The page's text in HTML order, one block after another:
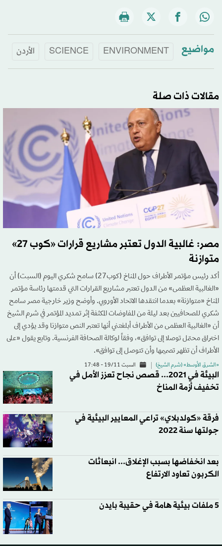
مواضيع ENVIRONMENT
SCIENCE الأردن
مقالات ذات صلة
مصر: غالبية الدول تعتبر مشاريع قرارات «كوب 27»
متوازنة
أكد رئيس مؤتمر الأطراف حول المناخ (كوب27) سامح شكري اليوم (السبت) أن
«الغالبية العظمى» من الدول تعتبر مشاريع القرارات التي قدمتها رئاسة مؤتمر
المناخ «متوازنة» بعدما انتقدها الاتحاد الأوروبي. وأوضح وزير خارجية مصر سامح
شكري للصحافيين بعد ليلة من المفاوضات المكثفة إثر تمديد المؤتمر في شرم الشيخ
أن «الغالبية العظمى من الأطراف أبلغتني أنها تعتبر النص متوازنا وقد يؤدي إلى
اختراق محتمل توصلا إلى توافق»، وفقاً لوكالة الصحافة الفرنسية. وتابع يقول «على
الأطراف أن تظهر تصميمها وأن تتوصل إلى توافق».
«الشرق الأوسط» (شرم الشيخ) السبت 19/11 - 17:48
البيئة في 2021... قصص نجاح تعزز الأمل في
تخفيف أزمة المناخ
فرقة «كولدبلاي» تراعي المعايير البيئية في
جولتها سنة 2022
بعد انخفاضها بسبب الإغلاق... انبعاثات
الكربون تعاود الارتفاع
5 ملفات بيئية هامة في حقيبة بايدن